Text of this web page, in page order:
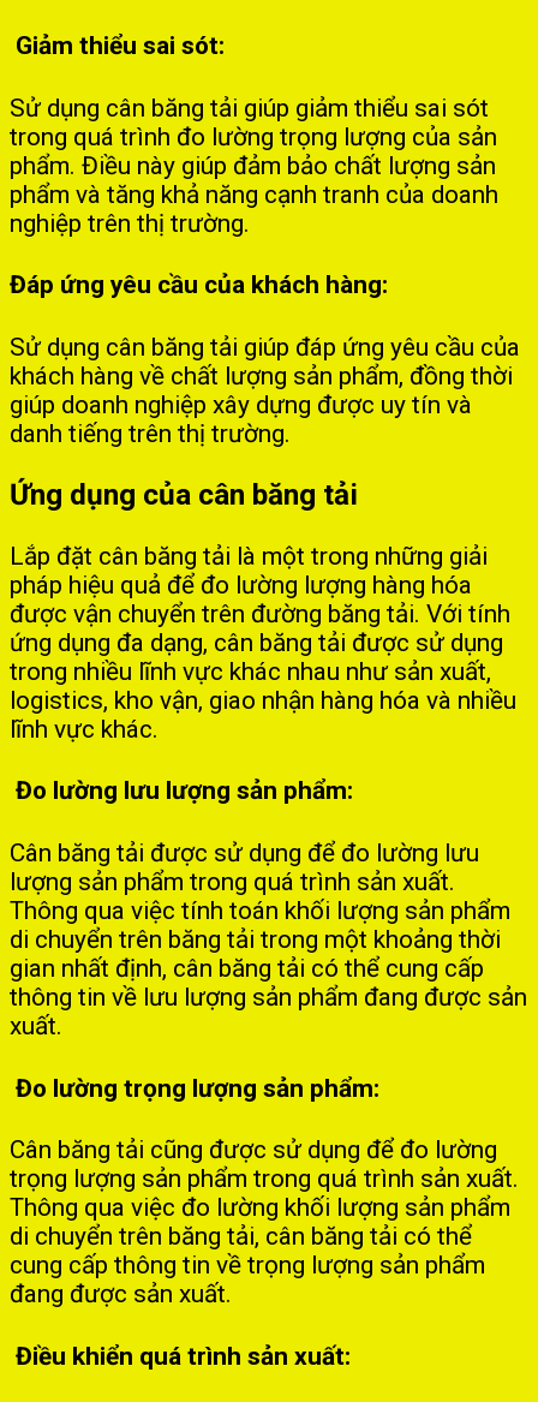
Giảm thiểu sai sót:
Sử dụng cân băng tải giúp giảm thiểu sai sót
trong quá trình đo lường trọng lượng của sản
phẩm. Điều này giúp đảm bảo chất lượng sản
phẩm và tăng khả năng cạnh tranh của doanh
nghiệp trên thị trường.
Đáp ứng yêu cầu của khách hàng:
Sử dụng cân băng tải giúp đáp ứng yêu cầu của
khách hàng về chất lượng sản phẩm, đồng thời
giúp doanh nghiệp xây dựng được uy tín và
danh tiếng trên thị trường.
Ứng dụng của cân băng tải
Lắp đặt cân băng tải là một trong những giải
pháp hiệu quả để đo lường lượng hàng hóa
được vận chuyển trên đường băng tải. Với tính
ứng dụng đa dạng, cân băng tải được sử dụng
trong nhiều lĩnh vực khác nhau như sản xuất,
logistics, kho vận, giao nhận hàng hóa và nhiều
lĩnh vực khác.
Đo lường lưu lượng sản phẩm:
Cân băng tải được sử dụng để đo lường lưu
lượng sản phẩm trong quá trình sản xuất.
Thông qua việc tính toán khối lượng sản phẩm
di chuyển trên băng tải trong một khoảng thời
gian nhất định, cân băng tải có thể cung cấp
thông tin về lưu lượng sản phẩm đang được sản
xuất.
Đo lường trọng lượng sản phẩm:
Cân băng tải cũng được sử dụng để đo lường
trọng lượng sản phẩm trong quá trình sản xuất.
Thông qua việc đo lường khối lượng sản phẩm
di chuyển trên băng tải, cân băng tải có thể
cung cấp thông tin về trọng lượng sản phẩm
đang được sản xuất.
Điều khiển quá trình sản xuất: